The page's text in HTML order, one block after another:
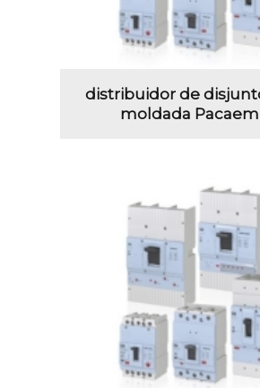
distribuidor de
moldada